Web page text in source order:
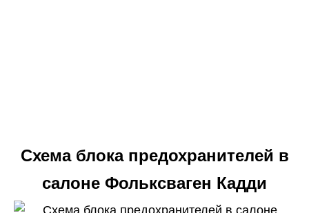
Схема блока предохранителей в
салоне Фольксваген Кадди